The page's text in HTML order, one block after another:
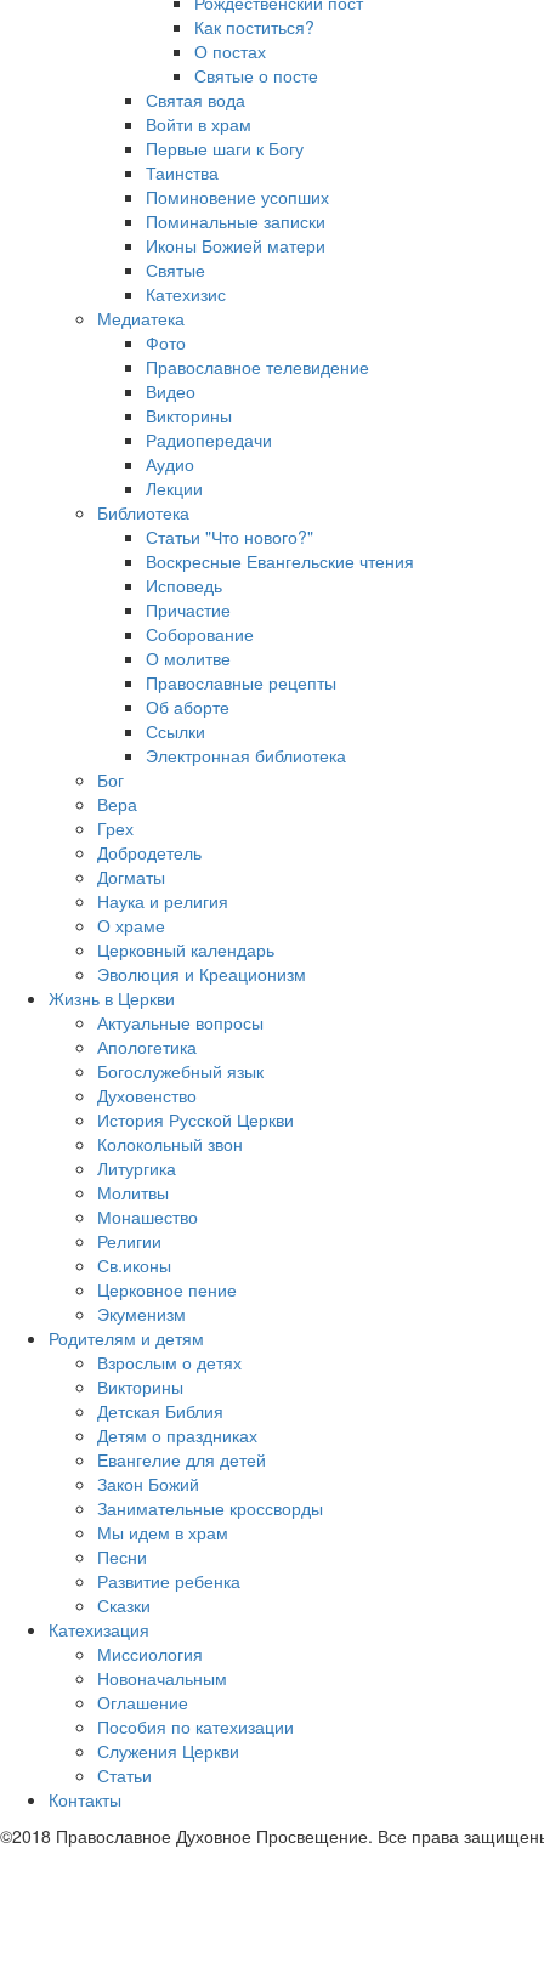
Как поститься?
О постах
Святые о посте
Святая вода
Войти в храм
Первые шаги к Богу
Таинства
Поминовение усопших
Поминальные записки
Иконы Божией матери
Святые
Катехизис
Медиатека
Фото
Православное телевидение
Видео
Викторины
Радиопередачи
Аудио
Лекции
Библиотека
Статьи "Что нового?"
Воскресные Евангельские чтения
Исповедь
Причастие
Соборование
О молитве
Православные рецепты
Об аборте
Ссылки
Электронная библиотека
Бог
Вера
Грех
Добродетель
Догматы
Наука и религия
О храме
Церковный календарь
Эволюция и Креационизм
Жизнь в Церкви
Актуальные вопросы
Апологетика
Богослужебный язык
Духовенство
История Русской Церкви
Колокольный звон
Литургика
Молитвы
Монашество
Религии
Св.иконы
Церковное пение
Экуменизм
Родителям и детям
Взрослым о детях
Викторины
Детская Библия
Детям о праздниках
Евангелие для детей
Закон Божий
Занимательные кроссворды
Мы идем в храм
Песни
Развитие ребенка
Сказки
Катехизация
Миссиология
Новоначальным
Оглашение
Пособия по катехизации
Служения Церкви
Статьи
Контакты
©2018 Православное Духовное Просвещение. Все права